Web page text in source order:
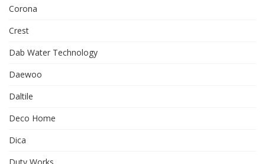
Corona
Crest
Dab Water Technology
Daewoo
Daltile
Deco Home
Dica